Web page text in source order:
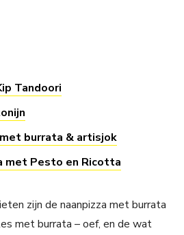
Tandoori
burrata & artisjok
met Pesto en Ricotta
zijn de naanpizza met burrata
met burrata – oef, en de wat